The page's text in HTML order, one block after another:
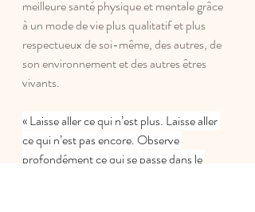
meilleure santé physique et mentale grâce
à un mode de vie plus qualitatif et plus
respectueux de soi-même, des autres, de
son environnement et des autres êtres
vivants.
« Laisse aller ce qui n’est plus. Laisse aller
ce qui n’est pas encore. Observe
profondément ce qui se passe dans le